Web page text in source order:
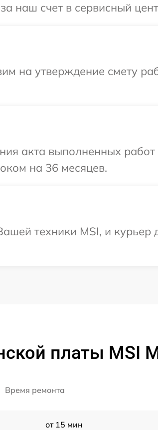
наш счет в сервисный
на утверждение смету
акта выполненных
на 36 месяцев.
техники MSI, и курьер
платы MSI
Время ремонта
от 15 мин